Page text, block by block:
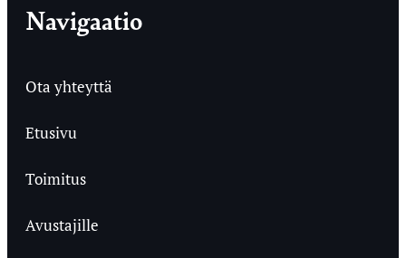
Navigaatio
Ota yhteyttä
Etusivu
Toimitus
Avustajille